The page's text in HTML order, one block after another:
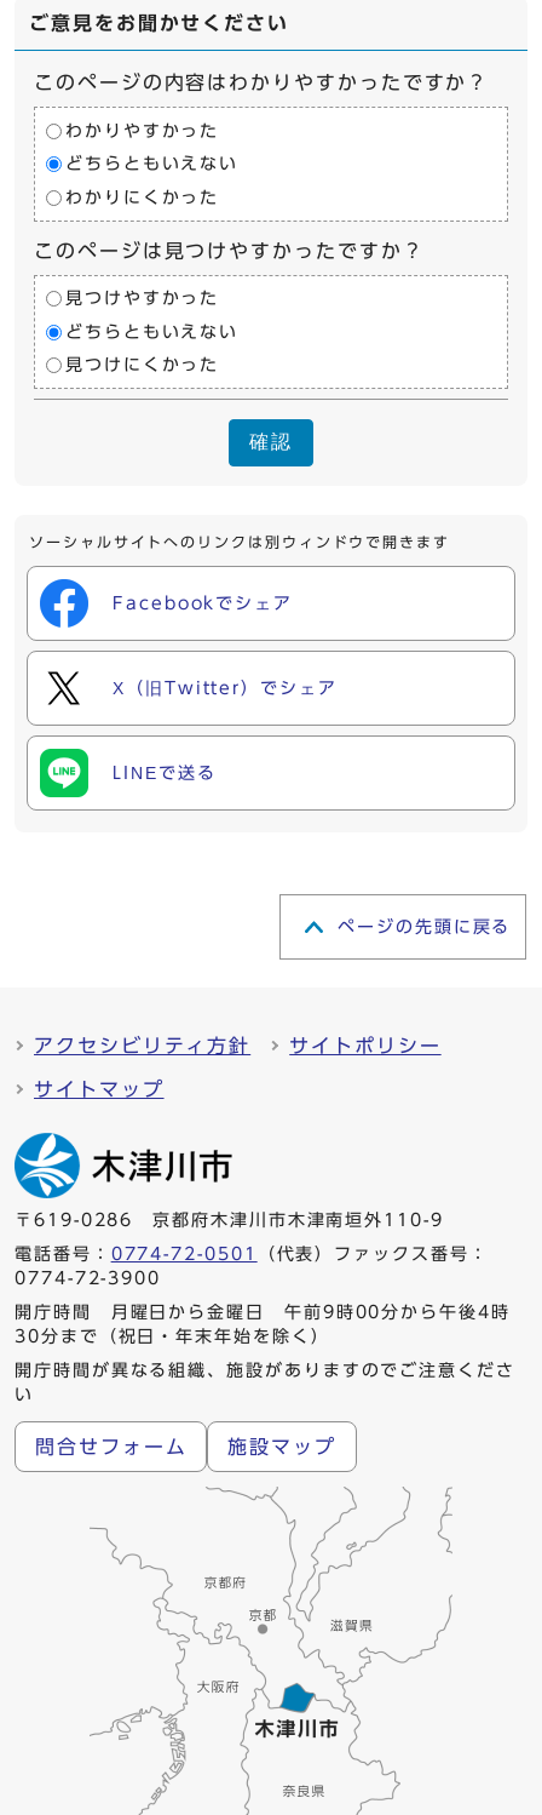
ご意見をお聞かせください
このページの内容はわかりやすかったですか？
わかりやすかった
どちらともいえない
わかりにくかった
このページは見つけやすかったですか？
見つけやすかった
どちらともいえない
見つけにくかった
確認
ソーシャルサイトへのリンクは別ウィンドウで開きます
Facebookでシェア
X（旧Twitter）でシェア
LINEで送る
ページの先頭に戻る
アクセシビリティ方針 サイトポリシー
サイトマップ
〒619-0286 京都府木津川市木津南垣外110-9
電話番号： 0774-72-0501
（代表）ファックス番号：
0774-72-3900
開庁時間 月曜日から金曜日 午前9時00分から午後4時
30分まで（祝日・年末年始を除く）
開庁時間が異なる組織、施設がありますのでご注意くださ
い
問合せフォーム 施設マップ